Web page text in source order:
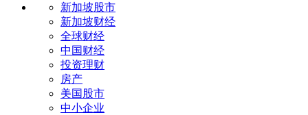
新加坡股市
新加坡财经
全球财经
中国财经
投资理财
房产
美国股市
中小企业